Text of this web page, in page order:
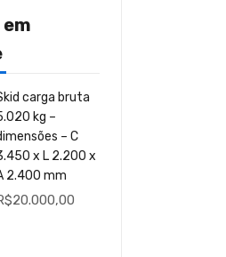
carga bruta
kg –
– C
x L 2.200 x
2.400 mm
20.000,00